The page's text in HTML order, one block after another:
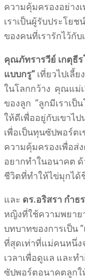
ความคุ้มครองอย่าง
เราเป็นผู้รับประโย
ของคนที่เรารักไว้กับ
คุณภัทรารวีย์ เกตุธีร
แบบกรู” เที่ยวไปเลี้
ในโลกกว้าง คุณแม่เ
ของลูก “ลูกมีเราเป็
ให้ดีเพื่ออยู่กับเขาไป
เพื่อเป็นทุนซัปพอร์ต
ความคุ้มครองเพื่อส่
อยากทำในอนาคต ด้
ชีวิตที่ทำให้ไข่มุกได้
และ ดร.อริสรา กำธ
หญิงที่ใช้ความพยาย
บทบาทของการเป็น
ที่สุดเท่าที่แม่คนหนึ่ง
เวลาเพื่อดูแล และท
ซัปพอร์ตอนาคตลูกใ